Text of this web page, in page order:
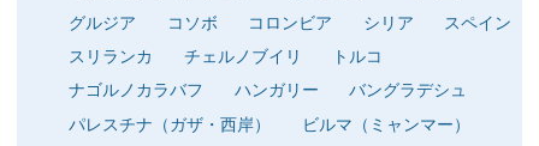
グルジア
コソボ コロンビア シリア
スペイン
スリランカ
チェルノブイリ
トルコ
ナゴルノカラバフ
ハンガリー
バングラデシュ
パレスチナ（ガザ・西岸）
ビルマ（ミャンマー）